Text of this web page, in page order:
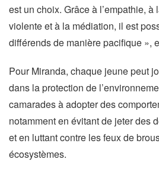
est un choix. Grâce à l’empathie,
violente et à la médiation, il est
différends de manière pacifique »,
Pour Miranda, chaque jeune peut
dans la protection de
camarades à adopter des
notamment en évitant de jeter des
et en luttant contre les feux de
écosystèmes.